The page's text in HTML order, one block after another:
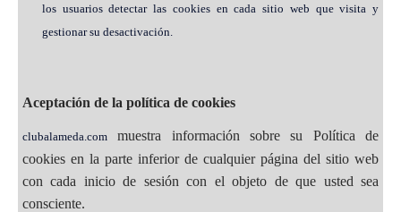
los usuarios detectar las cookies en cada sitio web que visita y
gestionar su desactivación.
Aceptación de la política de cookies
clubalameda.com muestra información sobre su Política de
cookies en la parte inferior de cualquier página del sitio web
con cada inicio de sesión con el objeto de que usted sea
consciente.